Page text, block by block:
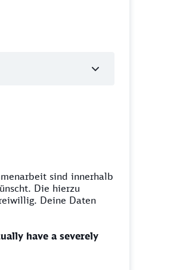
sind innerhalb
Die hierzu
Deine Daten
have a severely